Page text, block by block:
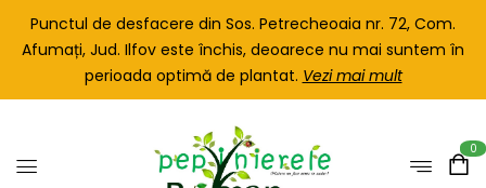
Punctul de desfacere din Sos. Petrecheoaia nr. 72, Com.
Afumați, Jud. Ilfov este închis, deoarece nu mai suntem în
perioada optimă de plantat. Vezi mai mult
0